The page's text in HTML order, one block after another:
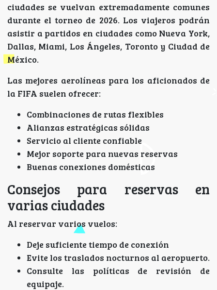
ciudades se vuelvan extremadamente comunes
durante el torneo de 2026. Los viajeros podrán
asistir a partidos en ciudades como Nueva York,
Dallas, Miami, Los Ángeles, Toronto y Ciudad de
México.
Las mejores aerolíneas para los aficionados de
la FIFA suelen ofrecer:
Combinaciones de rutas flexibles
Alianzas estratégicas sólidas
Servicio al cliente confiable
Mejor soporte para nuevas reservas
Buenas conexiones domésticas
Consejos para reservas en
varias ciudades
Al reservar varios vuelos:
Deje suficiente tiempo de conexión
Evite los traslados nocturnos al aeropuerto.
Consulte las políticas de revisión de
equipaje.